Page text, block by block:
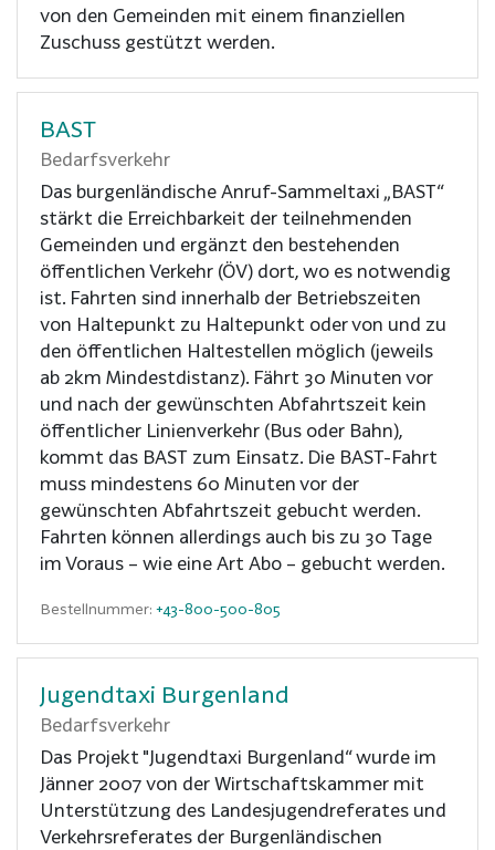
von den Gemeinden mit einem finanziellen
Zuschuss gestützt werden.
BAST
Bedarfsverkehr
Das burgenländische Anruf-Sammeltaxi „BAST“
stärkt die Erreichbarkeit der teilnehmenden
Gemeinden und ergänzt den bestehenden
öffentlichen Verkehr (ÖV) dort, wo es notwendig
ist. Fahrten sind innerhalb der Betriebszeiten
von Haltepunkt zu Haltepunkt oder von und zu
den öffentlichen Haltestellen möglich (jeweils
ab 2km Mindestdistanz). Fährt 30 Minuten vor
und nach der gewünschten Abfahrtszeit kein
öffentlicher Linienverkehr (Bus oder Bahn),
kommt das BAST zum Einsatz. Die BAST-Fahrt
muss mindestens 60 Minuten vor der
gewünschten Abfahrtszeit gebucht werden.
Fahrten können allerdings auch bis zu 30 Tage
im Voraus – wie eine Art Abo – gebucht werden.
Bestellnummer: +43-800-500-805
Jugendtaxi Burgenland
Bedarfsverkehr
Das Projekt "Jugendtaxi Burgenland“ wurde im
Jänner 2007 von der Wirtschaftskammer mit
Unterstützung des Landesjugendreferates und
Verkehrsreferates der Burgenländischen